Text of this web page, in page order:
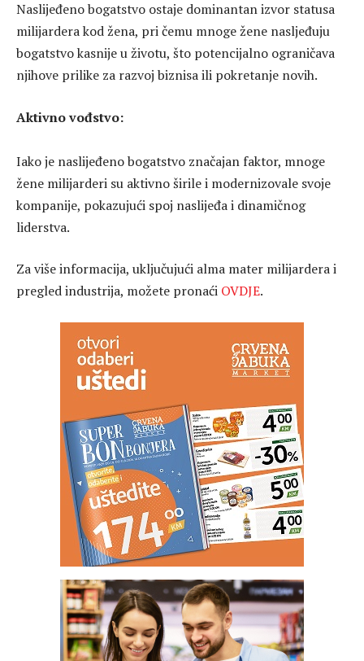
Naslijeđeno bogatstvo ostaje dominantan izvor statusa
milijardera kod žena, pri čemu mnoge žene nasljeđuju
bogatstvo kasnije u životu, što potencijalno ograničava
njihove prilike za razvoj biznisa ili pokretanje novih.
Aktivno vođstvo:
Iako je naslijeđeno bogatstvo značajan faktor, mnoge
žene milijarderi su aktivno širile i modernizovale svoje
kompanije, pokazujući spoj naslijeđa i dinamičnog
liderstva.
Za više informacija, uključujući alma mater milijardera i
pregled industrija, možete pronaći OVDJE.